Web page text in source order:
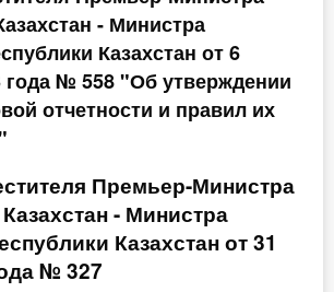
- Министра
Казахстан от 6
года № 558 "Об утверждении
отчетности и правил их
Премьер-Министра
- Министра
Казахстан от 31
№ 327